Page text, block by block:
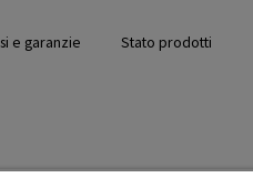
e garanzie Stato prodotti